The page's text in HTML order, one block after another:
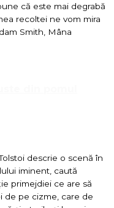
că este mai degrabă
recoltei ne vom mira
Smith, Mâna
descrie o scenă în
iminent, caută
primejdiei ce are să
de pe cizme, care de